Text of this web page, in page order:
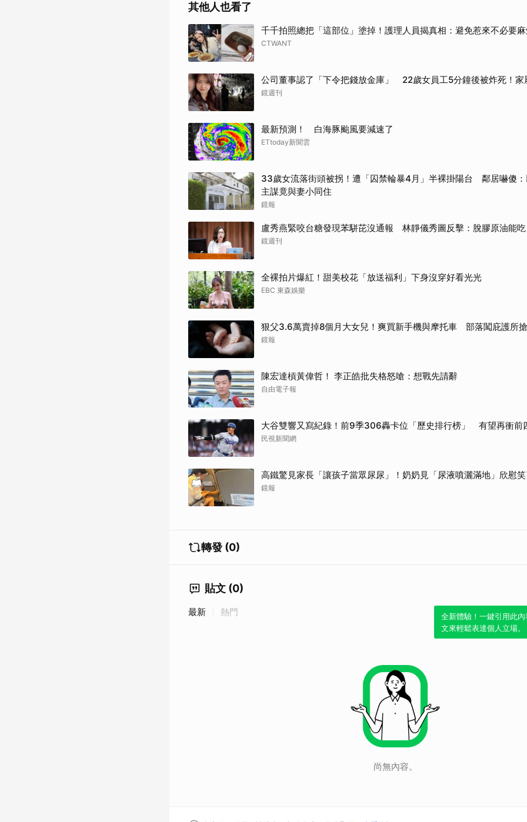
其他人也看了
千千拍照總把「這部位」塗掉！護理人員揭真相：避免惹來不必要
CTWANT
公司董事認了「下令把錢放金庫」 22歲女員工5分鐘後被炸死！家
鏡週刊
最新預測！ 白海豚颱風要減速了
ETtoday新聞雲
33歲女流落街頭被拐！遭「囚禁輪暴4月」半裸掛陽台 鄰居嚇傻
主謀竟與妻小同住
鏡報
盧秀燕緊咬台糖發現苯駢芘沒通報 林靜儀秀圖反擊：脫膠原油能
鏡週刊
全裸拍片爆紅！甜美校花「放送福利」下身沒穿好看光光
EBC 東森娛樂
狠父3.6萬賣掉8個月大女兒！爽買新手機與摩托車 部落闖庇護所
鏡報
陳宏達槓黃偉哲！ 李正皓批失格怒嗆：想戰先請辭
自由電子報
大谷雙響又寫紀錄！前9季306轟卡位「歷史排行榜」 有望再衝前
民視新聞網
高鐵驚見家長「讓孩子當眾尿尿」！奶奶見「尿液噴灑滿地」欣慰
鏡報
轉發 (0)
貼文 (0)
全新體驗！一鍵引用此
文來輕鬆表達個人立場。
最新 熱門
尚無內容。